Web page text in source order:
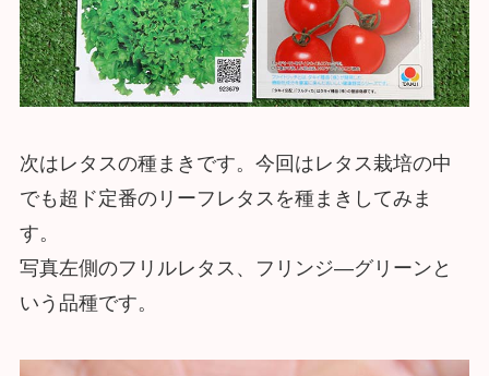
次はレタスの種まきです。今回はレタス栽培の中
でも超ド定番のリーフレタスを種まきしてみま
す。
写真左側のフリルレタス、フリンジ―グリーンと
いう品種です。